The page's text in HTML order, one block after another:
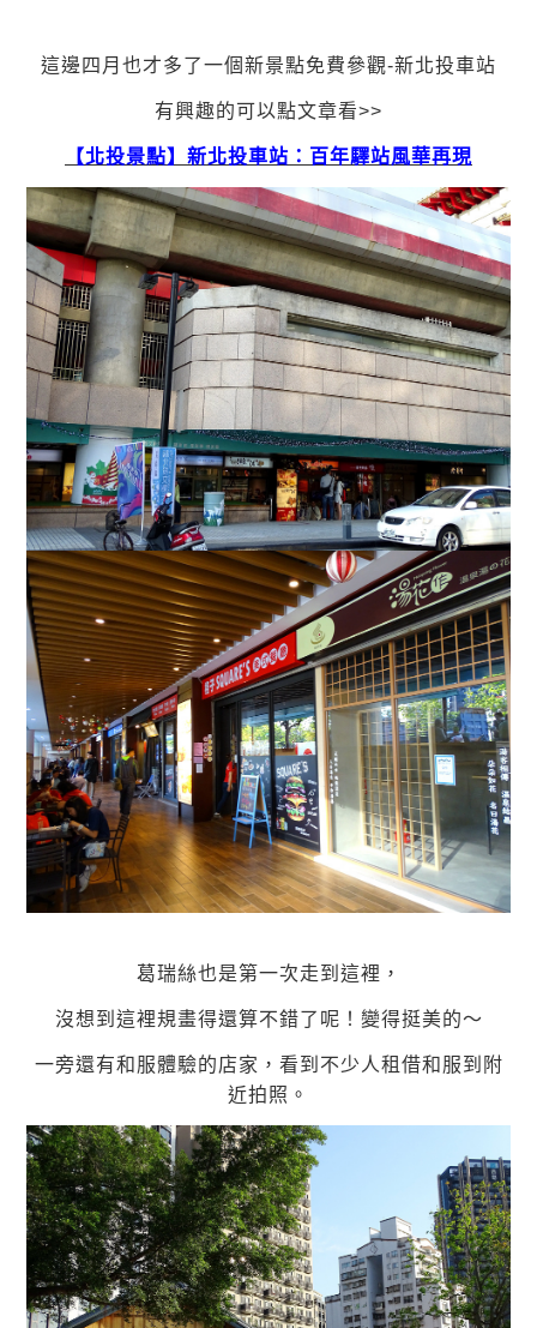
這邊四月也才多了一個新景點免費參觀-新北投車站
有興趣的可以點文章看>>
【北投景點】新北投車站：百年驛站風華再現
葛瑞絲也是第一次走到這裡，
沒想到這裡規畫得還算不錯了呢！變得挺美的～
一旁還有和服體驗的店家，看到不少人租借和服到附
近拍照。